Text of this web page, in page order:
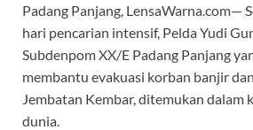
Padang Panjang, LensaWarna.com—
hari pencarian intensif, Pelda Yudi
Subdenpom XX/E Padang Panjang
membantu evakuasi korban banjir
Jembatan Kembar, ditemukan dalam
dunia.